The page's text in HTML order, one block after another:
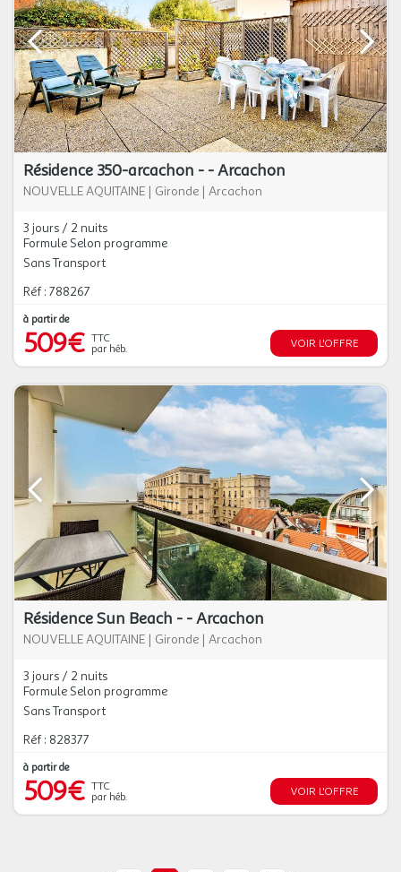
Résidence 350-arcachon - - Arcachon
NOUVELLE AQUITAINE | Gironde | Arcachon
3 jours / 2 nuits
Formule Selon programme
Sans Transport
Réf : 788267
à partir de
509€ TTC
par héb.
VOIR L'OFFRE
Résidence Sun Beach - - Arcachon
NOUVELLE AQUITAINE | Gironde | Arcachon
3 jours / 2 nuits
Formule Selon programme
Sans Transport
Réf : 828377
à partir de
509€ TTC
par héb.
VOIR L'OFFRE